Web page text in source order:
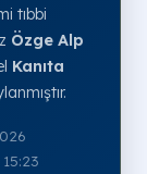
tıbbi
Özge Alp
Kanıta